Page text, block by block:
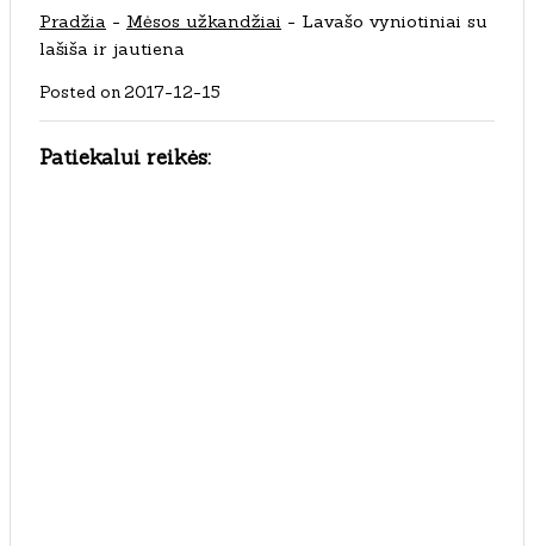
Pradžia - Mėsos užkandžiai - Lavašo vyniotiniai su
lašiša ir jautiena
Posted on2017-12-15
Patiekalui reikės: